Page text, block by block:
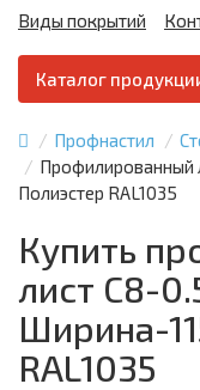
Виды покрытий
Каталог
Профнастил
Профилированный
Полиэстер RAL1035
Купить
лист С8-
Ширина-
RAL1035